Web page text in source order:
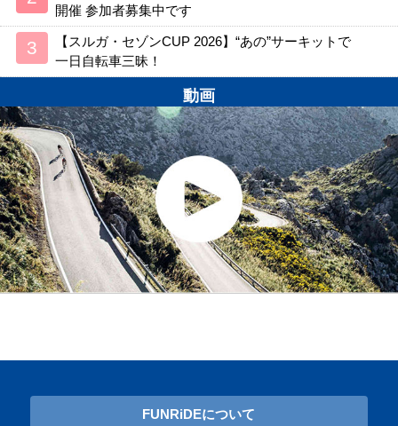
開催 参加者募集中です
【スルガ・セゾンCUP 2026】“あの”サーキットで
一日自転車三昧！
動画
FUNRiDEについて